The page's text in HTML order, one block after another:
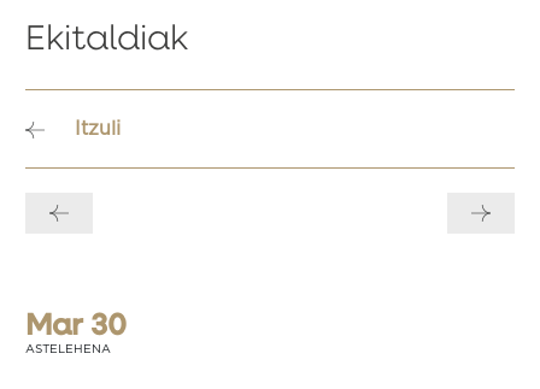
Ekitaldiak
Itzuli
zehar
Mar 30
ASTELEHENA